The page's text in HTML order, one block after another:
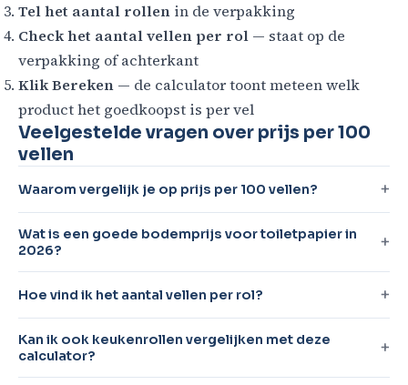
Tel het aantal rollen in de verpakking
Check het aantal vellen per rol — staat op de
verpakking of achterkant
Klik Bereken — de calculator toont meteen welk
product het goedkoopst is per vel
Veelgestelde vragen over prijs per 100
vellen
Waarom vergelijk je op prijs per 100 vellen?
Wat is een goede bodemprijs voor toiletpapier in
2026?
Hoe vind ik het aantal vellen per rol?
Kan ik ook keukenrollen vergelijken met deze
calculator?